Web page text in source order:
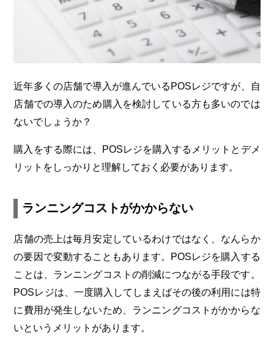
近年多くの店舗で導入が進んでいるPOSレジですが、自
店舗での導入のため購入を検討している方も多いのでは
ないでしょうか？
購入をする際には、POSレジを購入するメリットとデメ
リットをしっかりと理解しておく必要があります。
ランニングコストがかからない
店舗の売上は毎月安定しているわけではなく、なんらか
の要因で変動することもあります。POSレジを購入する
ことは、ランニングコストの削減につながる手段です。
POSレジは、一度購入してしまえばその後の利用には特
に費用が発生しないため、ランニングコストがかからな
いというメリットがあります。